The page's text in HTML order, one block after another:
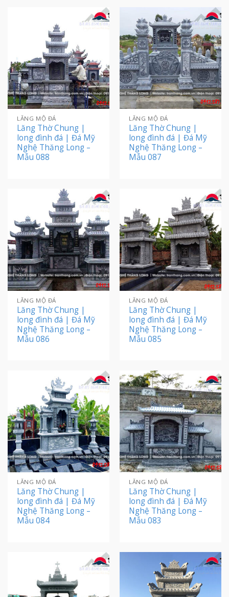
LĂNG MỘ ĐÁ
Lăng Thờ Chung |
long đình đá | Đá Mỹ
Nghệ Thăng Long –
Mẫu 088
LĂNG MỘ ĐÁ
Lăng Thờ Chung |
long đình đá | Đá Mỹ
Nghệ Thăng Long –
Mẫu 087
LĂNG MỘ ĐÁ
Lăng Thờ Chung |
long đình đá | Đá Mỹ
Nghệ Thăng Long –
Mẫu 086
LĂNG MỘ ĐÁ
Lăng Thờ Chung |
long đình đá | Đá Mỹ
Nghệ Thăng Long –
Mẫu 085
LĂNG MỘ ĐÁ
Lăng Thờ Chung |
long đình đá | Đá Mỹ
Nghệ Thăng Long –
Mẫu 084
LĂNG MỘ ĐÁ
Lăng Thờ Chung |
long đình đá | Đá Mỹ
Nghệ Thăng Long –
Mẫu 083